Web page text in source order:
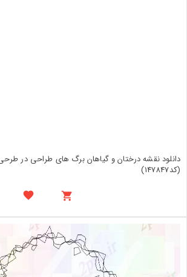
دانلود نقشه درختان و گیاهان برگ های طراحی در
(کد147847)